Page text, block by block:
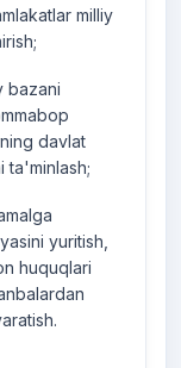
milliy
bazani
davlat
ta'minlash;
yuritish,
huquqlari